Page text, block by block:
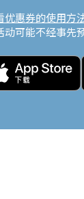
优惠券的使用方
可能不经事先